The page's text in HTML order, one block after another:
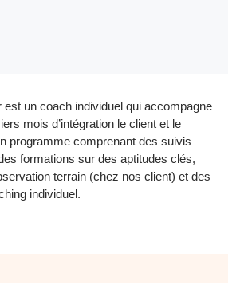
est un coach individuel qui accompagne
mois d’intégration le client et le
programme comprenant des suivis
formations sur des aptitudes clés,
terrain (chez nos client) et des
individuel.